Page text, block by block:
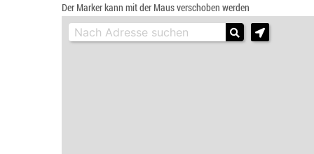
Der Marker kann mit der Maus verschoben werden